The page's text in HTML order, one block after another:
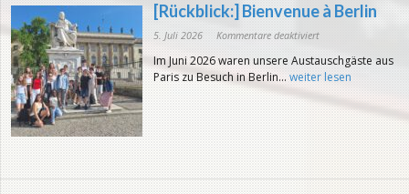
[Rückblick:] Bienvenue à Berlin
5. Juli 2026 Kommentare deaktiviertfür
Bienvenue
à
Berlin
Im Juni 2026 waren unsere Austauschgäste aus
Paris zu Besuch in Berlin... weiter lesen